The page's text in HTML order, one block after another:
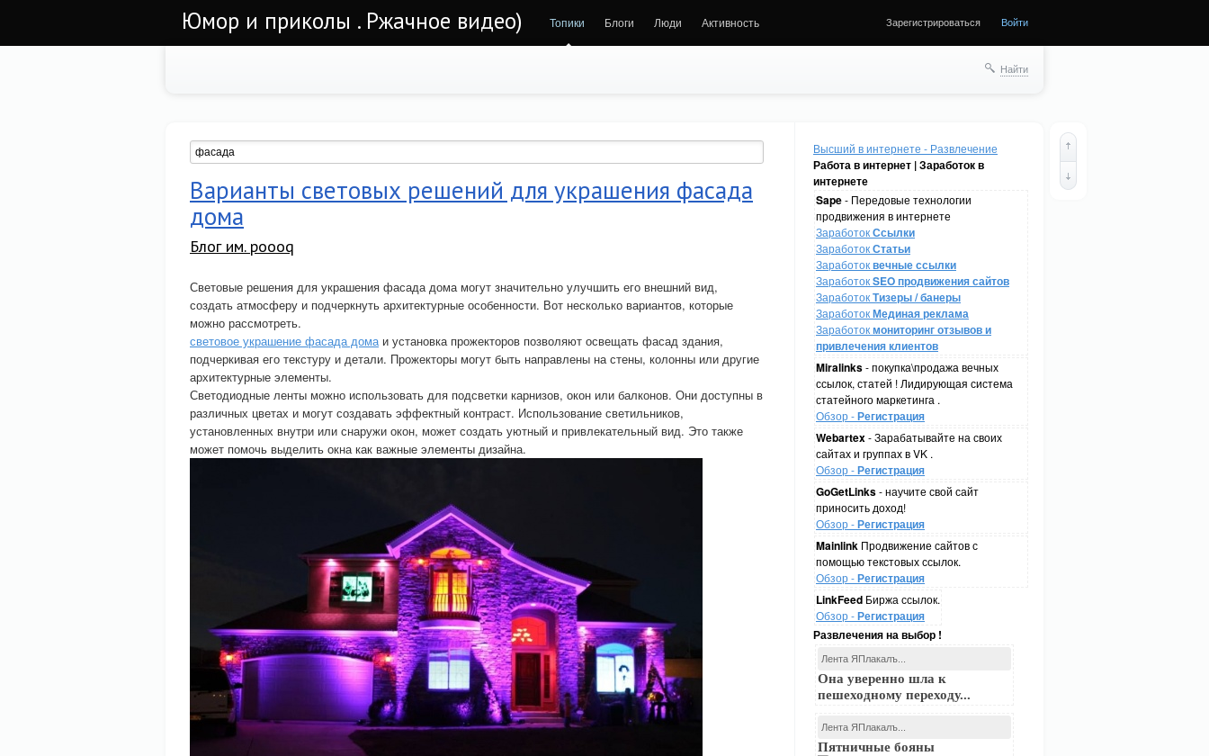
Юмор и приколы . Ржачное видео) Топики Блоги Люди Активность Зарегистрироваться Войти
Найти
Высший в интернете - Развлечение
Работа в интернет | Заработок в
интернете
Sape- Передовые технологии
продвижения в интернете
ЗаработокСсылки
ЗаработокСтатьи
Заработоквечные ссылки
ЗаработокSEO продвижения сайтов
ЗаработокТизеры / банеры
ЗаработокМединая реклама
Заработокмониторинг отзывов и
привлечения клиентов
Miralinks- покупка\продажа вечных
ссылок, статей ! Лидирующая система
статейного маркетинга .
Обзор -Регистрация
Webartex- Зарабатывайте на своих
сайтах и группах в VK .
Обзор -Регистрация
GoGetLinks- научите свой сайт
приносить доход!
Обзор -Регистрация
Mainlink Продвижение сайтов с
помощью текстовых ссылок.
Обзор -Регистрация
LinkFeed Биржа ссылок.
Обзор -Регистрация
Развлечения на выбор !
Лента ЯПлакалъ...
Она уверенно шла к
пешеходному переходу...
Лента ЯПлакалъ...
Пятничные бояны
Варианты световых решений для украшения фасада
дома
Блог им. poooq
Световые решения для украшения фасада дома могут значительно улучшить его внешний вид,
создать атмосферу и подчеркнуть архитектурные особенности. Вот несколько вариантов, которые
можно рассмотреть.
световое украшение фасада домаи установка прожекторов позволяют освещать фасад здания,
подчеркивая его текстуру и детали. Прожекторы могут быть направлены на стены, колонны или другие
архитектурные элементы.
Светодиодные ленты можно использовать для подсветки карнизов, окон или балконов. Они доступны в
различных цветах и могут создавать эффектный контраст. Использование светильников,
установленных внутри или снаружи окон, может создать уютный и привлекательный вид. Это также
может помочь выделить окна как важные элементы дизайна.